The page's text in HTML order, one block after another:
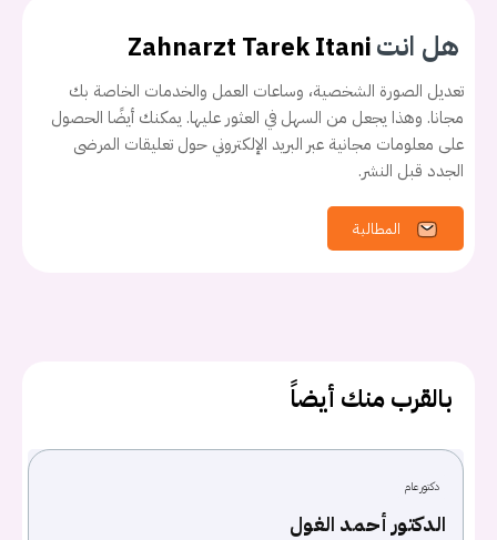
يجب عليك تسجيل الدخول حتى يمكنك طرح سؤال.
هل انتZahnarzt Tarek Itani
تعديل الصورة الشخصية، وساعات العمل والخدمات الخاصة بك
مجانا. وهذا يجعل من السهل في العثور عليها. يمكنك أيضًا الحصول
على معلومات مجانية عبر البريد الإلكتروني حول تعليقات المرضى
الجدد قبل النشر.
المطالبة
بالقرب منك أيضاً
دكتور عام
الدكتور أحمد الغول